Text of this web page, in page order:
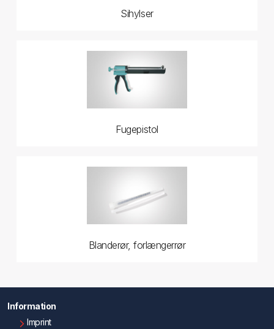
Sihylser
Fugepistol
Blanderør, forlængerrør
Information
Imprint